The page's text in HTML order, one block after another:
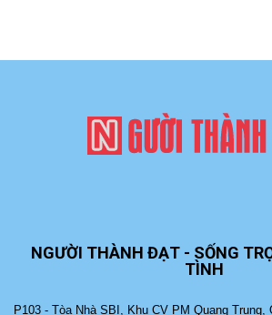
NGƯỜI THÀNH ĐẠT - SỐNG
TÌNH
P103 - Tòa Nhà SBI, Khu CV PM Quang Trung,